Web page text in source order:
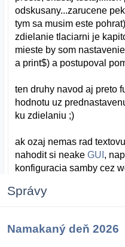
odskusany...zarucene
tym sa musim este pohrat)
zdielanie tlaciarni je
mieste by som
a print$) a postupoval
ten druhy navod aj preto
hodnotu uz
ku zdielaniu ;)
ak ozaj nemas rad
nahodit si neakeGUI ,
konfiguracia samby cez
Správy
Namakaný deň 2026